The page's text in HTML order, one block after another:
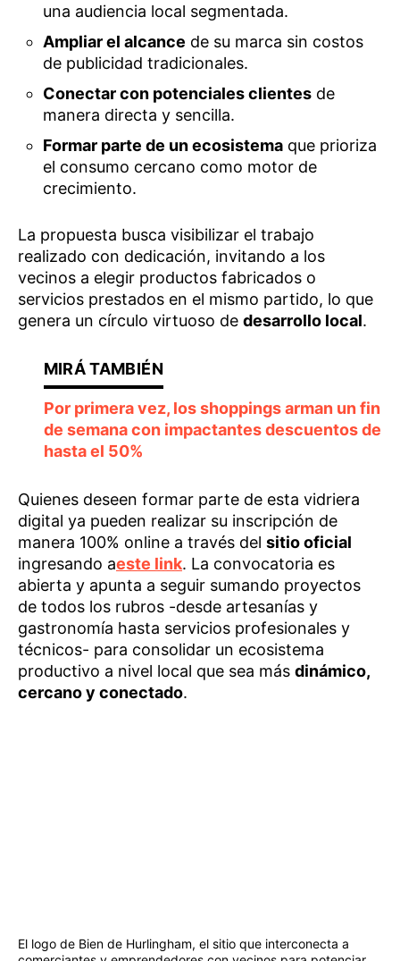
una audiencia local segmentada.
Ampliar el alcance de su marca sin costos
de publicidad tradicionales.
Conectar con potenciales clientes de
manera directa y sencilla.
Formar parte de un ecosistema que prioriza
el consumo cercano como motor de
crecimiento.
La propuesta busca visibilizar el trabajo
realizado con dedicación, invitando a los
vecinos a elegir productos fabricados o
servicios prestados en el mismo partido, lo que
genera un círculo virtuoso de desarrollo local.
Por primera vez, los shoppings arman un fin
de semana con impactantes descuentos de
hasta el 50%
Quienes deseen formar parte de esta vidriera
digital ya pueden realizar su inscripción de
manera 100% online a través del sitio oficial
ingresando aeste link. La convocatoria es
abierta y apunta a seguir sumando proyectos
de todos los rubros -desde artesanías y
gastronomía hasta servicios profesionales y
técnicos- para consolidar un ecosistema
productivo a nivel local que sea más dinámico,
cercano y conectado.
El logo de Bien de Hurlingham, el sitio que interconecta a